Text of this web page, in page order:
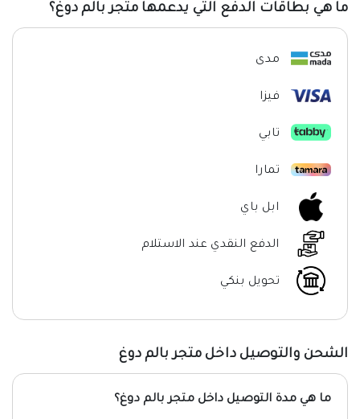
ما هي بطاقات الدفع التي يدعمها متجر بالم دوغ؟
مدى
فيزا
تابي
تمارا
ابل باي
الدفع النقدي عند الاستلام
تحويل بنكي
الشحن والتوصيل داخل متجر بالم دوغ
ما هي مدة التوصيل داخل متجر بالم دوغ؟